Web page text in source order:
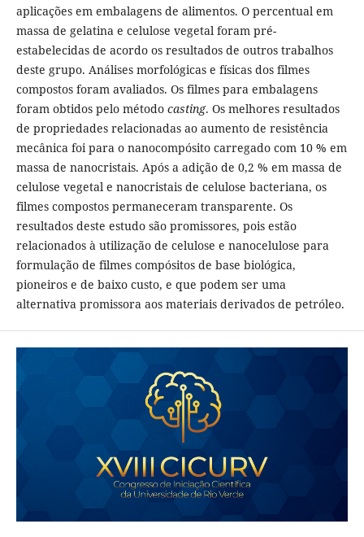
aplicações em embalagens de alimentos. O percentual em
massa de gelatina e celulose vegetal foram pré-
estabelecidas de acordo os resultados de outros trabalhos
deste grupo. Análises morfológicas e físicas dos filmes
compostos foram avaliados. Os filmes para embalagens
foram obtidos pelo métodocasting. Os melhores resultados
de propriedades relacionadas ao aumento de resistência
mecânica foi para o nanocompósito carregado com 10 % em
massa de nanocristais. Após a adição de 0,2 % em massa de
celulose vegetal e nanocristais de celulose bacteriana, os
filmes compostos permaneceram transparente. Os
resultados deste estudo são promissores, pois estão
relacionados à utilização de celulose e nanocelulose para
formulação de filmes compósitos de base biológica,
pioneiros e de baixo custo, e que podem ser uma
alternativa promissora aos materiais derivados de petróleo.